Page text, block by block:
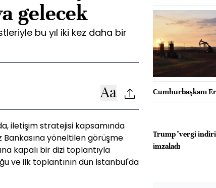
gelecek
bu yıl iki kez daha bir
iletişim stratejisi kapsamında
yöneltilen görüşme
kapalı bir dizi toplantıyla
ve ilk toplantının dün İstanbul'da
Cumhurbaşkanı
Trump "vergi
imzaladı